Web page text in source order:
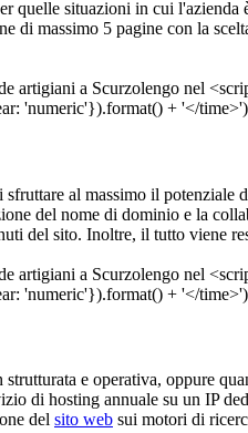
quelle situazioni in cui
di massimo 5 pagine con la
al massimo il potenziale
del nome di dominio e la
del sito. Inoltre, il tutto viene
e operativa, oppure
di hosting annuale su un IP
del sito web sui motori di